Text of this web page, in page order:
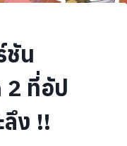
ชัน
2 ที่อัป
ง !!